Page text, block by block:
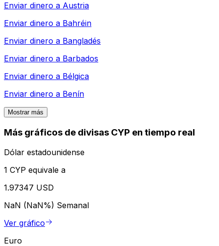
Enviar dinero a Austria
Enviar dinero a Bahréin
Enviar dinero a Bangladés
Enviar dinero a Barbados
Enviar dinero a Bélgica
Enviar dinero a Benín
Mostrar más
Más gráficos de divisas CYP en tiempo real
Dólar estadounidense
1 CYP equivale a
1.97347 USD
NaN (NaN%) Semanal
Ver gráfico
Euro